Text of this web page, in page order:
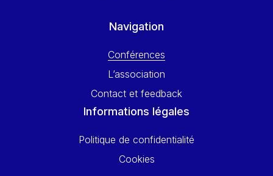
Navigation
Conférences
L’association
Contact et feedback
Informations légales
Politique de confidentialité
Cookies